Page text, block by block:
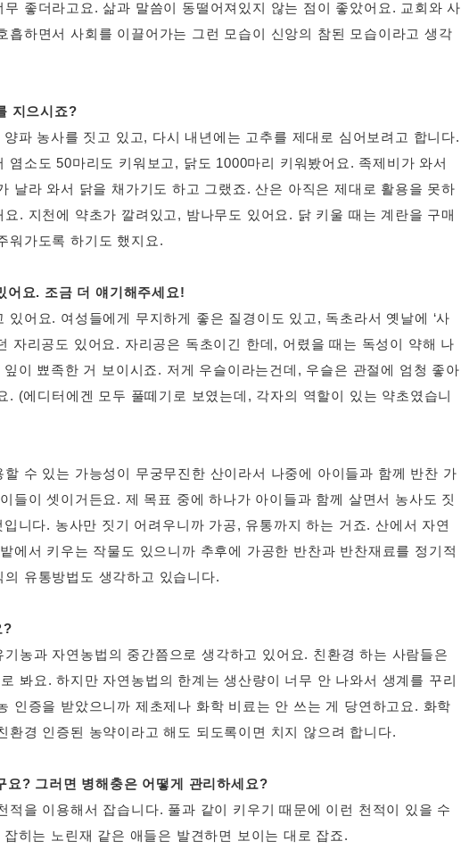
좋더라고요. 삶과 말씀이 동떨어져있지 않는 점이 좋았어요. 교회와 사
흡하면서 사회를 이끌어가는 그런 모습이 신앙의 참된 모습이라고 생각
지으시죠?
파 농사를 짓고 있고, 다시 내년에는 고추를 제대로 심어보려고 합니다.
염소도 50마리도 키워보고, 닭도 1000마리 키워봤어요. 족제비가 와서
날라 와서 닭을 채가기도 하고 그랬죠. 산은 아직은 제대로 활용을 못하
요. 지천에 약초가 깔려있고, 밤나무도 있어요. 닭 키울 때는 계란을 구매
워가도록 하기도 했지요.
어요. 조금 더 얘기해주세요!
있어요. 여성들에게 무지하게 좋은 질경이도 있고, 독초라서 옛날에 ‘사
자리공도 있어요. 자리공은 독초이긴 한데, 어렸을 때는 독성이 약해 나
이 뾰족한 거 보이시죠. 저게 우슬이라는건데, 우슬은 관절에 엄청 좋아
. (에디터에겐 모두 풀떼기로 보였는데, 각자의 역할이 있는 약초였습니
할 수 있는 가능성이 무궁무진한 산이라서 나중에 아이들과 함께 반찬 가
들이 셋이거든요. 제 목표 중에 하나가 아이들과 함께 살면서 농사도 짓
니다. 농사만 짓기 어려우니까 가공, 유통까지 하는 거죠. 산에서 자연
에서 키우는 작물도 있으니까 추후에 가공한 반찬과 반찬재료를 정기적
유통방법도 생각하고 있습니다.
?
농과 자연농법의 중간쯤으로 생각하고 있어요. 친환경 하는 사람들은
봐요. 하지만 자연농법의 한계는 생산량이 너무 안 나와서 생계를 꾸리
인증을 받았으니까 제초제나 화학 비료는 안 쓰는 게 당연하고요. 화학
환경 인증된 농약이라고 해도 되도록이면 치지 않으려 합니다.
요? 그러면 병해충은 어떻게 관리하세요?
적을 이용해서 잡습니다. 풀과 같이 키우기 때문에 이런 천적이 있을 수
히는 노린재 같은 애들은 발견하면 보이는 대로 잡죠.